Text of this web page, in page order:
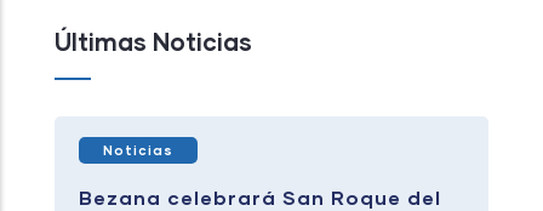
Últimas Noticias
Bezana celebrará San Roque del
Noticias